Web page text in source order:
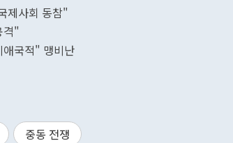
제사회 동참"
격"
애국적" 맹비난
중동 전쟁